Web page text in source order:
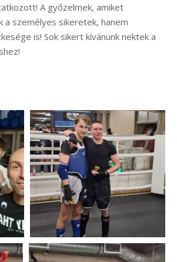
A győzelmek, amiket
a személyes sikeretek, hanem
is! Sok sikert kívánunk nektek a